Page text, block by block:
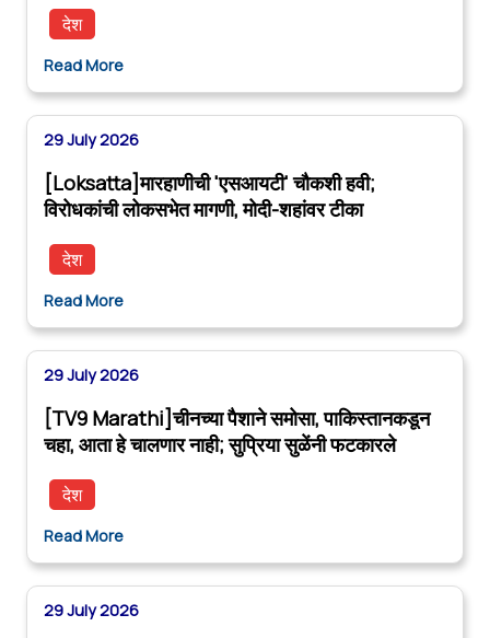
देश
Read More
29 July 2026
[Loksatta]मारहाणीची 'एसआयटी' चौकशी हवी;
विरोधकांची लोकसभेत मागणी, मोदी-शहांवर टीका
देश
Read More
29 July 2026
[TV9 Marathi]चीनच्या पैशाने समोसा, पाकिस्तानकडून
चहा, आता हे चालणार नाही; सुप्रिया सुळेंनी फटकारले
देश
Read More
29 July 2026